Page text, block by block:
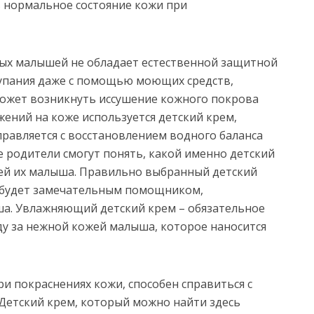
состояние кожи при
малышей не обладает естественной защитной
даже с помощью моющих средств,
возникнуть иссушение кожного покрова
на коже используется детский крем,
с восстановлением водного баланса
смогут понять, какой именно детский
их малыша. Правильно выбранный детский
замечательным помощником,
Увлажняющий детский крем – обязательное
за нежной кожей малыша, которое наносится
покраснениях кожи, способен справиться с
крем, который можно найти здесь